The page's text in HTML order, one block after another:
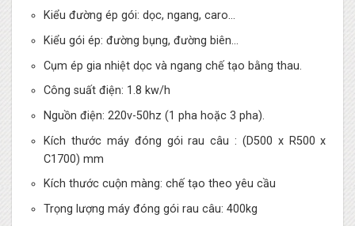
Kiểu đường ép gói: dọc, ngang, caro…
Kiểu gói ép: đường bụng, đường biên…
Cụm ép gia nhiệt dọc và ngang chế tạo bằng thau.
Công suất điện: 1.8 kw/h
Nguồn điện: 220v-50hz (1 pha hoặc 3 pha).
Kích thước máy đóng gói rau câu : (D500 x R500 x
C1700) mm
Kích thước cuộn màng: chế tạo theo yêu cầu
Trọng lượng máy đóng gói rau câu: 400kg